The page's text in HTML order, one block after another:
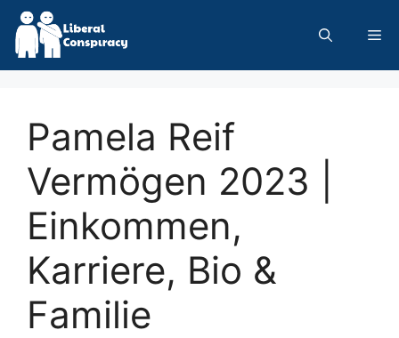
Skip
content
Pamela Reif
Vermögen 2023 |
Einkommen,
Karriere, Bio &
Familie